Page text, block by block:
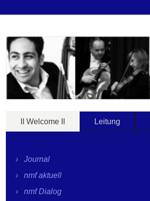
II Welcome II Leitung
Journal
nmf aktuell
nmf Dialog